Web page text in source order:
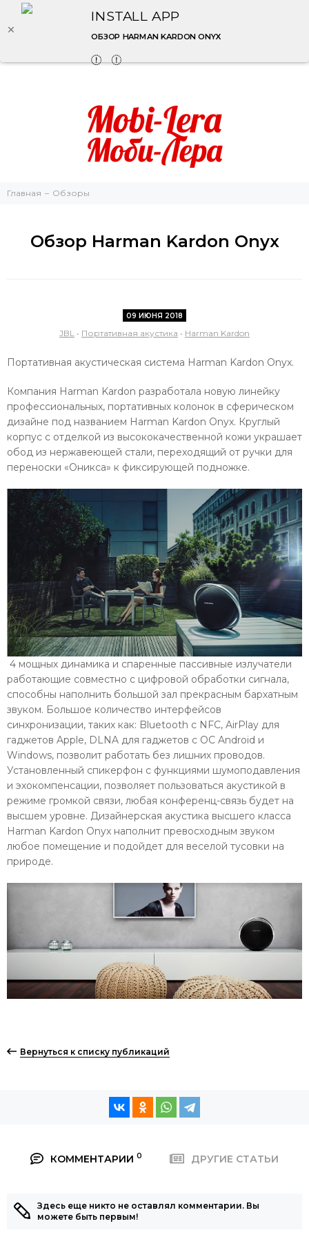
INSTALL APP
ОБЗОР HARMAN KARDON ONYX
Главная Обзоры
Обзор Harman Kardon Onyx
09 ИЮНЯ 2018
JBL • Портативная акустика • Harman Kardon
Портативная акустическая система Harman Kardon Onyx.
Компания Harman Kardon разработала новую линейку
профессиональных, портативных колонок в сферическом
дизайне под названием Harman Kardon Onyx. Круглый
корпус с отделкой из высококачественной кожи украшает
обод из нержавеющей стали, переходящий от ручки для
переноски «Оникса» к фиксирующей подножке.
4 мощных динамика и спаренные пассивные излучатели
работающие совместно с цифровой обработки сигнала,
способны наполнить большой зал прекрасным бархатным
звуком. Большое количество интерфейсов
синхронизации, таких как: Bluetooth с NFC, AirPlay для
гаджетов Apple, DLNA для гаджетов с ОС Android и
Windows, позволит работать без лишних проводов.
Установленный спикерфон с функциями шумоподавления
и эхокомпенсации, позволяет пользоваться акустикой в
режиме громкой связи, любая конференц-связь будет на
высшем уровне. Дизайнерская акустика высшего класса
Harman Kardon Onyx наполнит превосходным звуком
любое помещение и подойдет для веселой тусовки на
природе.
Вернуться к списку публикаций
КОММЕНТАРИИ 0 ДРУГИЕ СТАТЬИ
Здесь еще никто не оставлял комментарии. Вы
можете быть первым!